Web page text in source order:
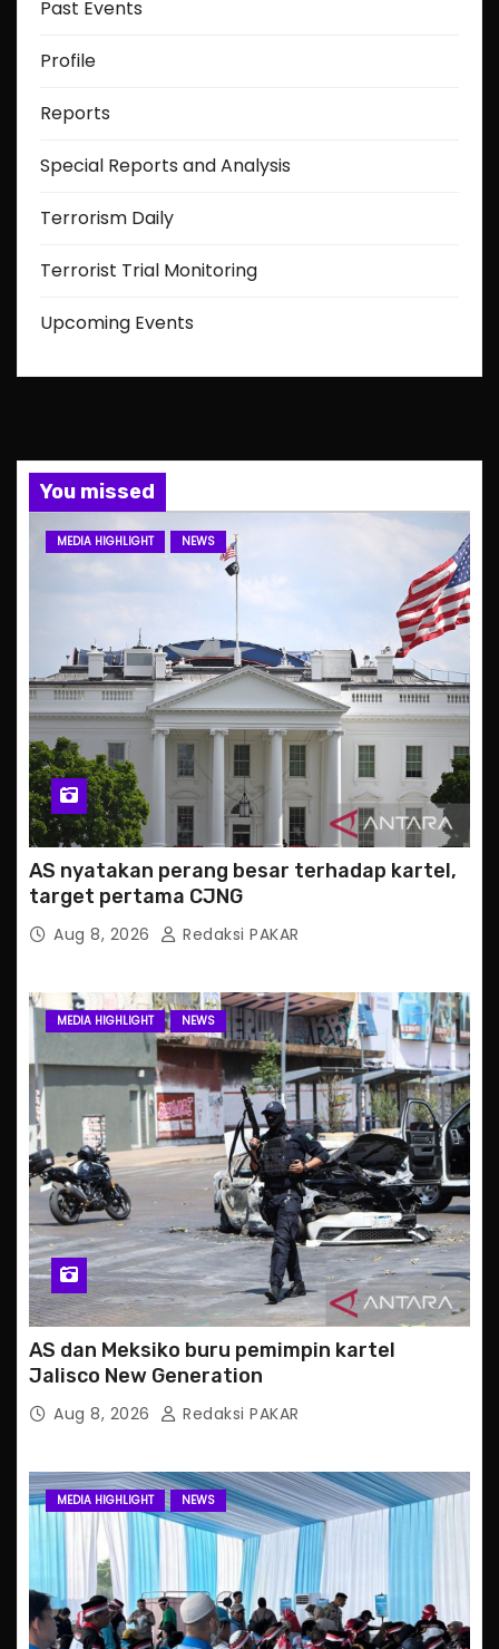
Past Events
Profile
Reports
Special Reports and Analysis
Terrorism Daily
Terrorist Trial Monitoring
Upcoming Events
You missed
MEDIA HIGHLIGHT NEWS
AS nyatakan perang besar terhadap kartel,
target pertama CJNG
Aug 8, 2026 Redaksi PAKAR
MEDIA HIGHLIGHT NEWS
AS dan Meksiko buru pemimpin kartel
Jalisco New Generation
Aug 8, 2026 Redaksi PAKAR
MEDIA HIGHLIGHT NEWS